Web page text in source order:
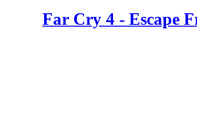
Far Cry 4 - Escape